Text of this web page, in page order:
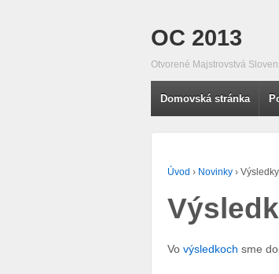
OC 2013
Otvorené Majstrovstvá
Domovská stránka
Úvod › Novinky › Výsledky
Vo výsledkoch sme